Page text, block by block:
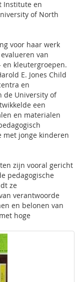
Institute en
of North
voor haar werk
van
en kleutergroepen.
E. Jones Child
en
de University of
een
en materialen
met jonge kinderen
zijn vooral gericht
pedagogische
ze
verantwoorde
en belonen van
hoge